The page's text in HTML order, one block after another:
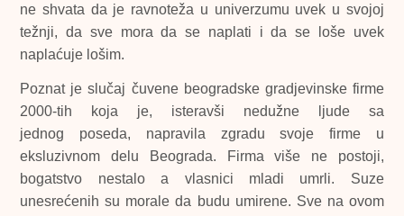
ne shvata da je ravnoteža u univerzumu uvek u svojoj
težnji, da sve mora da se naplati i da se loše uvek
naplaćuje lošim.
Poznat je slučaj čuvene beogradske gradjevinske firme
2000-tih koja je, isteravši nedužne ljude sa
jednog poseda, napravila zgradu svoje firme u
eksluzivnom delu Beograda. Firma više ne postoji,
bogatstvo nestalo a vlasnici mladi umrli. Suze
unesrećenih su morale da budu umirene. Sve na ovom